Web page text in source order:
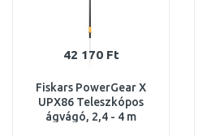
42 170 Ft
Fiskars PowerGear X
UPX86 Teleszkópos
ágvágó, 2,4 - 4 m